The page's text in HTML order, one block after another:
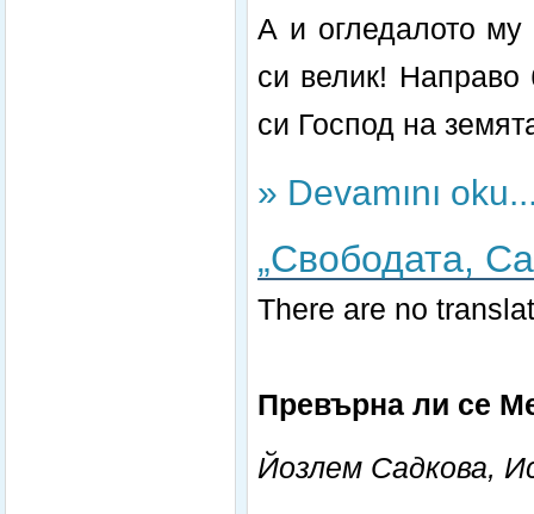
А и огледалото му
си велик! Направо
си Господ на
» Devamını
„Свободата,
There are no
Превърна ли се
Йозлем Садкова,